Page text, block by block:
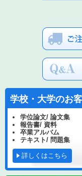
学校・大学のお
学位論文/ 論文集
報告書/ 資料
卒業アルバム
テキスト/ 問題集
詳しくはこちら